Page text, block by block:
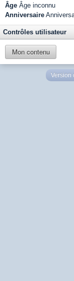
Âge Âge inconnu
Anniversaire
Contrôles utilisateur
Mon contenu
Version